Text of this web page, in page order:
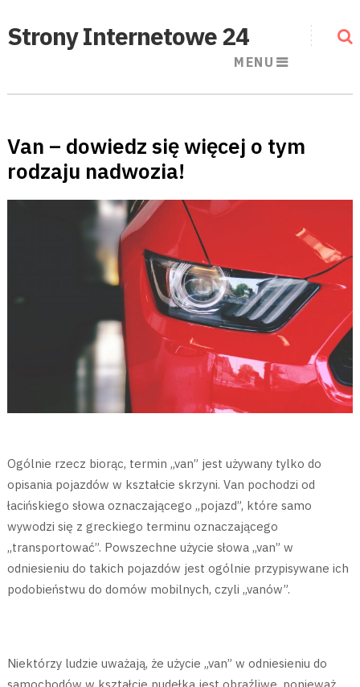
Strony Internetowe 24
MENU
Van – dowiedz się więcej o tym
rodzaju nadwozia!
Ogólnie rzecz biorąc, termin „van” jest używany tylko do
opisania pojazdów w kształcie skrzyni. Van pochodzi od
łacińskiego słowa oznaczającego „pojazd”, które samo
wywodzi się z greckiego terminu oznaczającego
„transportować”. Powszechne użycie słowa „van” w
odniesieniu do takich pojazdów jest ogólnie przypisywane ich
podobieństwu do domów mobilnych, czyli „vanów”.
Niektórzy ludzie uważają, że użycie „van” w odniesieniu do